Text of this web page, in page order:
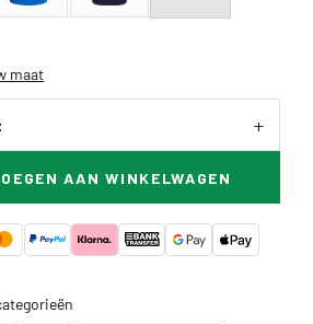
maat
AAN WINKELWAGEN